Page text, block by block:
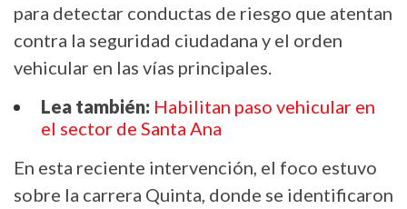
para detectar conductas de riesgo que atentan
contra la seguridad ciudadana y el orden
vehicular en las vías principales.
Lea también: Habilitan paso vehicular en
el sector de Santa Ana
En esta reciente intervención, el foco estuvo
sobre la carrera Quinta, donde se identificaron